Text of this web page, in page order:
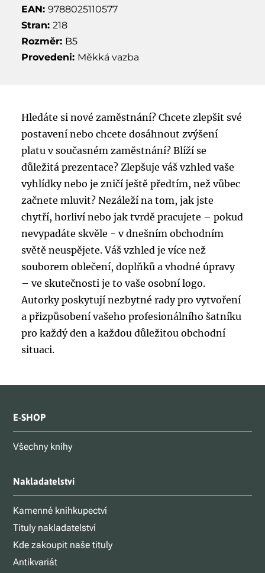
EAN: 9788025110577
Stran: 218
Rozměr: B5
Provedeni: Měkká vazba
Hledáte si nové zaměstnání? Chcete zlepšit své
postavení nebo chcete dosáhnout zvýšení
platu v současném zaměstnání? Blíží se
důležitá prezentace? Zlepšuje váš vzhled vaše
vyhlídky nebo je zničí ještě předtím, než vůbec
začnete mluvit? Nezáleží na tom, jak jste
chytří, horliví nebo jak tvrdě pracujete – pokud
nevypadáte skvěle - v dnešním obchodním
světě neuspějete. Váš vzhled je více než
souborem oblečení, doplňků a vhodné úpravy
– ve skutečnosti je to vaše osobní logo.
Autorky poskytují nezbytné rady pro vytvoření
a přizpůsobení vašeho profesionálního šatníku
pro každý den a každou důležitou obchodní
situaci.
E-SHOP
Všechny knihy
Nakladatelství
Kamenné knihkupectví
Tituly nakladatelství
Kde zakoupit naše tituly
Antikvariát